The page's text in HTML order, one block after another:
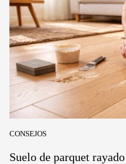
CONSEJOS
Suelo de parquet